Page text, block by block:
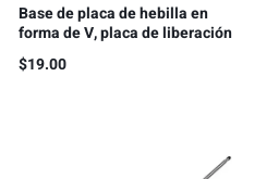
Base de placa de hebilla en
forma de V, placa de liberación
rápida
$19.00